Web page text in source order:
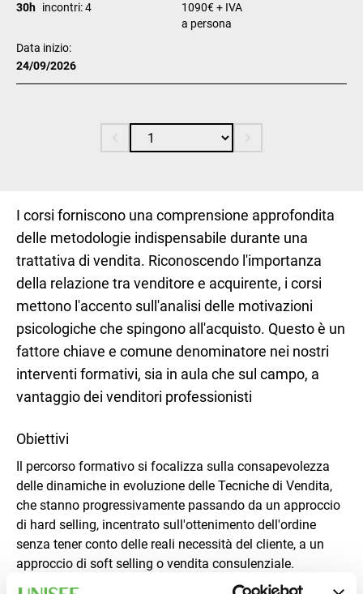
30h incontri: 4
1090€ + IVA
a persona
Data inizio:
24/09/2026
I corsi forniscono una comprensione approfondita
delle metodologie indispensabile durante una
trattativa di vendita. Riconoscendo l'importanza
della relazione tra venditore e acquirente, i corsi
mettono l'accento sull'analisi delle motivazioni
psicologiche che spingono all'acquisto. Questo è un
fattore chiave e comune denominatore nei nostri
interventi formativi, sia in aula che sul campo, a
vantaggio dei venditori professionisti
Obiettivi
Il percorso formativo si focalizza sulla consapevolezza
delle dinamiche in evoluzione delle Tecniche di Vendita,
che stanno progressivamente passando da un approccio
di hard selling, incentrato sull'ottenimento dell'ordine
senza tener conto delle reali necessità del cliente, a un
approccio di soft selling o vendita consulenziale.
Quest'ultimo mira a comprendere i bisogni espliciti ed